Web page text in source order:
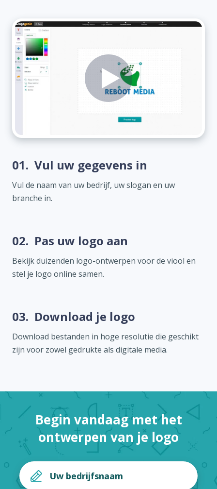
01. Vul uw gegevens in
Vul de naam van uw bedrijf, uw slogan en uw
branche in.
02. Pas uw logo aan
Bekijk duizenden logo-ontwerpen voor de viool en
stel je logo online samen.
03. Download je logo
Download bestanden in hoge resolutie die geschikt
zijn voor zowel gedrukte als digitale media.
Begin vandaag met het
ontwerpen van je logo